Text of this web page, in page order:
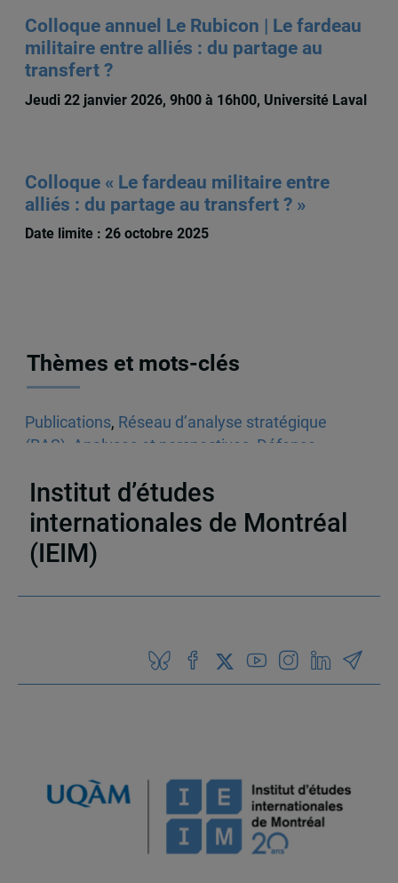
Colloque annuel Le Rubicon | Le fardeau
militaire entre alliés : du partage au
transfert ?
Jeudi 22 janvier 2026, 9h00 à 16h00, Université Laval
Colloque « Le fardeau militaire entre
alliés : du partage au transfert ? »
Date limite : 26 octobre 2025
Thèmes et mots-clés
Publications, Réseau d’analyse stratégique
(RAS)
Analyses et perspectives Défense
Institut d’études
internationales de Montréal
(IEIM)